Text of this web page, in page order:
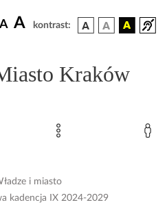
A A kontrast:
Kraków
i miasto
kadencja IX 2024-2029